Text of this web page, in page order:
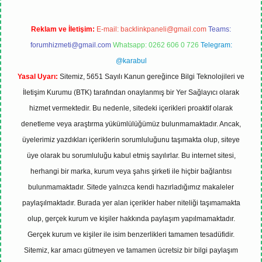
Reklam ve İletişim: E-mail: backlinkpaneli@gmail.com Teams:
forumhizmeti@gmail.com Whatsapp: 0262 606 0 726 Telegram:
@karabul
Yasal Uyarı: Sitemiz, 5651 Sayılı Kanun gereğince Bilgi Teknolojileri ve
İletişim Kurumu (BTK) tarafından onaylanmış bir Yer Sağlayıcı olarak
hizmet vermektedir. Bu nedenle, sitedeki içerikleri proaktif olarak
denetleme veya araştırma yükümlülüğümüz bulunmamaktadır. Ancak,
üyelerimiz yazdıkları içeriklerin sorumluluğunu taşımakta olup, siteye
üye olarak bu sorumluluğu kabul etmiş sayılırlar. Bu internet sitesi,
herhangi bir marka, kurum veya şahıs şirketi ile hiçbir bağlantısı
bulunmamaktadır. Sitede yalnızca kendi hazırladığımız makaleler
paylaşılmaktadır. Burada yer alan içerikler haber niteliği taşımamakta
olup, gerçek kurum ve kişiler hakkında paylaşım yapılmamaktadır.
Gerçek kurum ve kişiler ile isim benzerlikleri tamamen tesadüfidir.
Sitemiz, kar amacı gütmeyen ve tamamen ücretsiz bir bilgi paylaşım